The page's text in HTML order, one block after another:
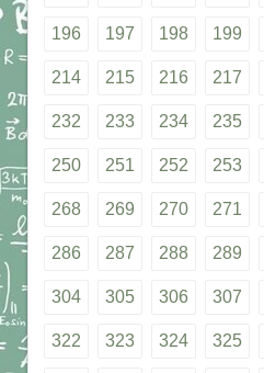
196 197 198 199
214 215 216 217
232 233 234 235
250 251 252 253
268 269 270 271
286 287 288 289
304 305 306 307
322 323 324 325